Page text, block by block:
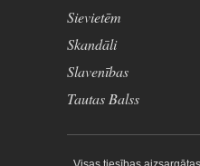
Sievietēm
Skandāli
Slavenības
Tautas Balss